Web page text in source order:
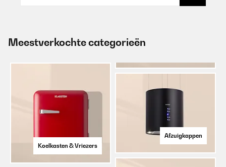
Meestverkochte categorieën
Koelkasten & Vriezers
Afzuigkappen